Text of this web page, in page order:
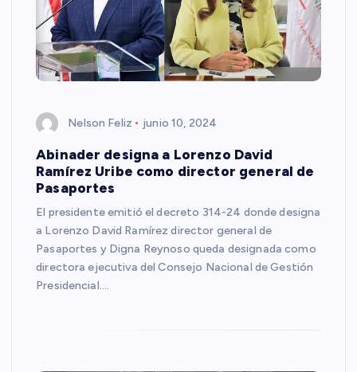
Nelson Feliz junio 10, 2024
Abinader designa a Lorenzo David
Ramírez Uribe como director general de
Pasaportes
El presidente emitió el decreto 314-24 donde designa
a Lorenzo David Ramírez director general de
Pasaportes y Digna Reynoso queda designada como
directora ejecutiva del Consejo Nacional de Gestión
Presidencial.…